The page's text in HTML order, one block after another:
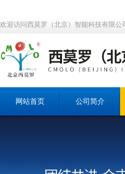
欢迎访问西莫罗（北京）智能科技有限公
网站首页 公司简介